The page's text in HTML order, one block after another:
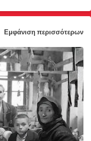
Εμφάνιση περισσότερων